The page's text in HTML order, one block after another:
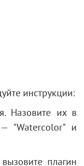
инструкции:
Назовите их в
— "Watercolor" и
плагин